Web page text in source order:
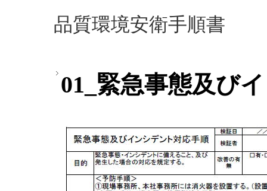
品質環境安衛手順書
01_緊急事態及び